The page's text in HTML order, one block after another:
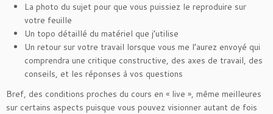
La photo du sujet pour que vous puissiez le reproduire sur
votre feuille
Un topo détaillé du matériel que j’utilise
Un retour sur votre travail lorsque vous me l’aurez envoyé qui
comprendra une critique constructive, des axes de travail, des
conseils, et les réponses à vos questions
Bref, des conditions proches du cours en « live », même meilleures
sur certains aspects puisque vous pouvez visionner autant de fois